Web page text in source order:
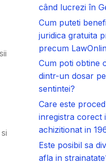
când lucrezi în
Cum puteti
juridica gratuita
precum
Cum poti obtine
dintr-un dosar
sentintei?
Care este
inregistra corect
achizitionat in
Este posibil sa
afla in